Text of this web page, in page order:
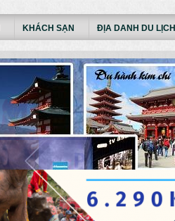
KHÁCH SẠN ĐỊA DANH DU LỊCH